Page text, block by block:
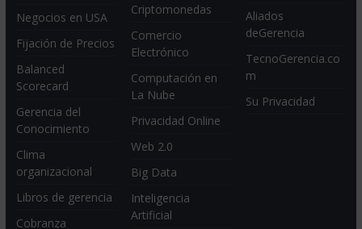
Negocios en USA
Fijación de Precios
Balanced
Scorecard
Gerencia del
Conocimiento
Clima
organizacional
Libros de gerencia
Cobranza
Criptomonedas
Comercio
Electrónico
Computación en
La Nube
Privacidad Online
Web 2.0
Big Data
Inteligencia
Artificial
Aliados
deGerencia
TecnoGerencia.co
m
Su Privacidad